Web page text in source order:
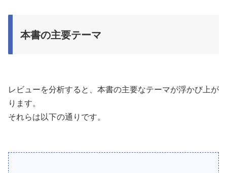
本書の主要テーマ
レビューを分析すると、本書の主要なテーマが浮かび上が
ります。
それらは以下の通りです。